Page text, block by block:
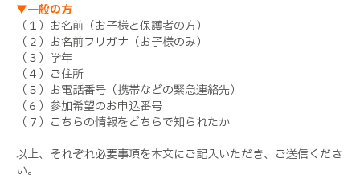
▼一般の方
（１）お名前（お子様と保護者の方）
（２）お名前フリガナ（お子様のみ）
（３）学年
（４）ご住所
（５）お電話番号（携帯などの緊急連絡先）
（６）参加希望のお申込番号
（７）こちらの情報をどちらで知られたか
以上、それぞれ必要事項を本文にご記入いただき、ご送信くださ
い。